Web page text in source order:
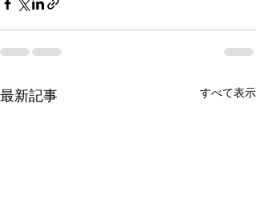
最新記事 すべて表示